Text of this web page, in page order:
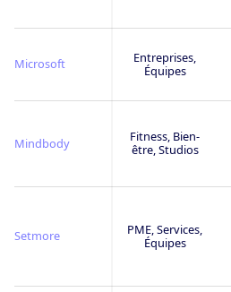
Microsoft
Entreprises,
Équipes
Mindbody
Fitness, Bien-
être, Studios
Setmore
PME, Services,
Équipes